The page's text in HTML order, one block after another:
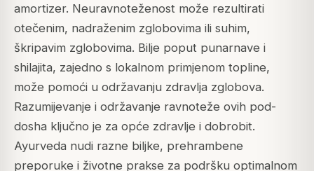
amortizer. Neuravnoteženost može rezultirati
otečenim, nadraženim zglobovima ili suhim,
škripavim zglobovima. Bilje poput punarnave i
shilajita, zajedno s lokalnom primjenom topline,
može pomoći u održavanju zdravlja zglobova.
Razumijevanje i održavanje ravnoteže ovih pod-
dosha ključno je za opće zdravlje i dobrobit.
Ayurveda nudi razne biljke, prehrambene
preporuke i životne prakse za podršku optimalnom